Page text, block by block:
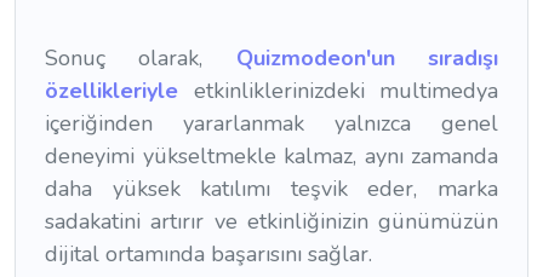
Sonuç olarak, Quizmodeon'un sıradışı
özellikleriyle etkinliklerinizdeki multimedya
içeriğinden yararlanmak yalnızca genel
deneyimi yükseltmekle kalmaz, aynı zamanda
daha yüksek katılımı teşvik eder, marka
sadakatini artırır ve etkinliğinizin günümüzün
dijital ortamında başarısını sağlar.